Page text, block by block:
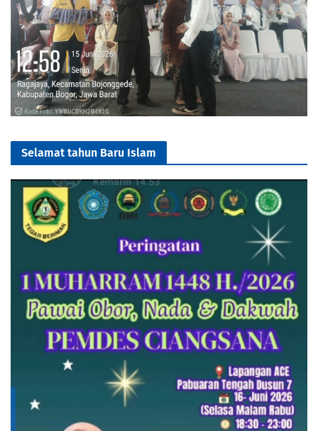
Selamat tahun Baru Islam